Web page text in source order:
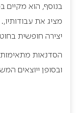
בנוסף, הוא מקיים
מציג את
יצירה חופשית
הסדנאות מתאימות
ובסופן ייוצאים